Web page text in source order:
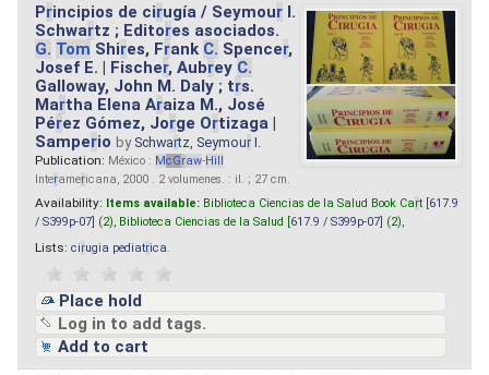
Principios de cirugía / Seymour I.
Schwartz ; Editores asociados.
G. Tom Shires, Frank C. Spencer,
Josef E. | Fischer, Aubrey C.
Galloway, John M. Daly ; trs.
Martha Elena Araiza M., José
Pérez Gómez, Jorge Ortizaga |
Samperio by Schwartz, Seymour I.
Publication: México : McGraw-Hill
Interamericana, 2000 . 2 volumenes. : il. ; 27 cm.
Availability: Items available: Biblioteca Ciencias de la Salud Book Cart [ 617.9
/ S399p-07 ] (2), Biblioteca Ciencias de la Salud [ 617.9 / S399p-07 ] (2),
Lists: cirugia pediatrica
Place hold
Log in to add tags.
Add to cart